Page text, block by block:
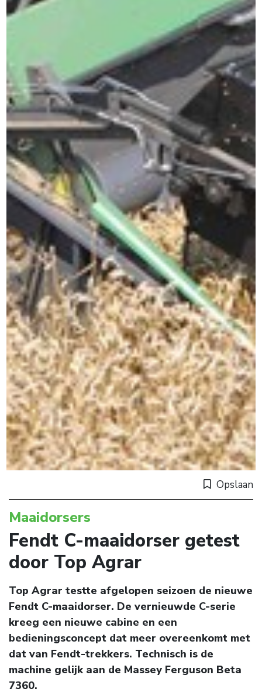
Opslaan
Maaidorsers
Fendt C-maaidorser getest
door Top Agrar
Top Agrar testte afgelopen seizoen de nieuwe
Fendt C-maaidorser. De vernieuwde C-serie
kreeg een nieuwe cabine en een
bedieningsconcept dat meer overeenkomt met
dat van Fendt-trekkers. Technisch is de
machine gelijk aan de Massey Ferguson Beta
7360.